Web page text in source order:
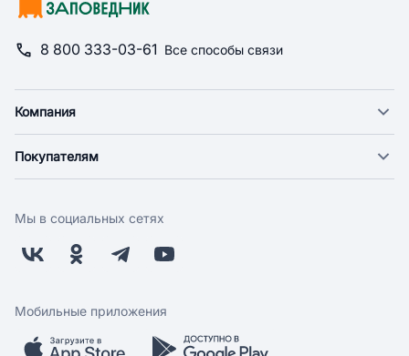
8 800 333-03-61 Все способы связи
Компания
Новости
Поставщикам
Заводчикам
Обратная связь
Покупателям
Оплата
Бонусная программа
Скидки и акции
Мобильное приложение
Мы в социальных сетях
Мобильные приложения